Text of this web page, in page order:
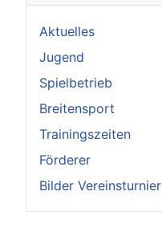
Aktuelles
Jugend
Spielbetrieb
Breitensport
Trainingszeiten
Förderer
Bilder Vereinsturnier